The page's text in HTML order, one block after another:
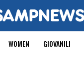
WOMEN GIOVANILI